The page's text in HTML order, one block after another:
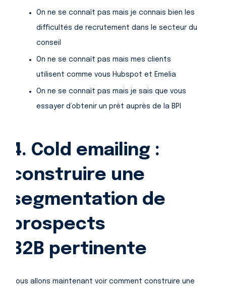
On ne se connaît pas mais je connais bien les
difficultés de recrutement dans le secteur du
conseil
On ne se connaît pas mais mes clients
utilisent comme vous Hubspot et Emelia
On ne se connaît pas mais je sais que vous
essayer d’obtenir un prêt auprès de la BPI
4. Cold emailing :
construire une
segmentation de
prospects
B2B pertinente
Nous allons maintenant voir comment construire une